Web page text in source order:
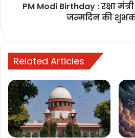
PM Modi Birthday : रक्षा
जन्मदिन की
Related Articles